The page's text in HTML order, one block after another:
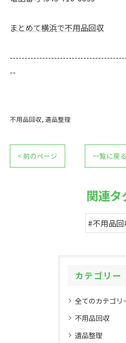
まとめて横浜で不用品回収
--
不用品回収 遺品整理
< 前のページ 一覧に戻る
関連タ
#不用品回
カテゴリー
全てのカテゴリ
不用品回収
遺品整理